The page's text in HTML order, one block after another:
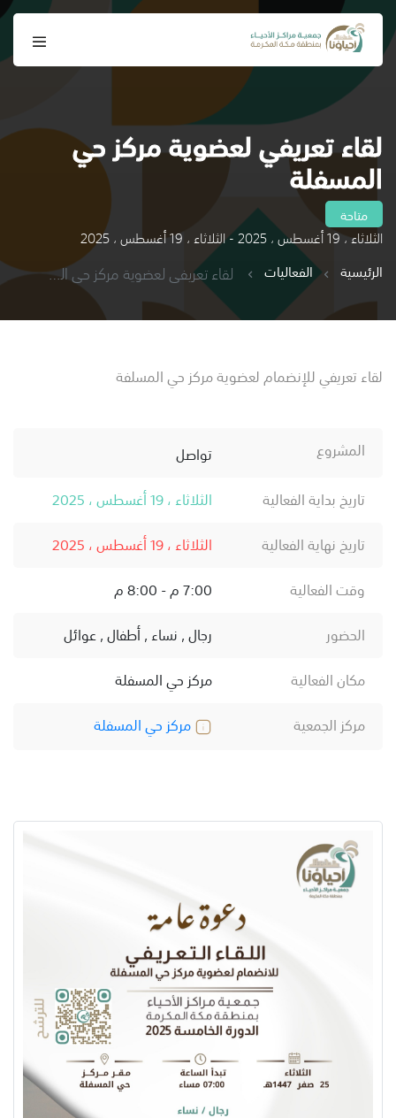
لقاء تعريفي لعضوية مركز حي
المسفلة
متاحة
الثلاثاء ، 19 أغسطس ، 2025 - الثلاثاء ، 19 أغسطس ، 2025
الرئيسية
الفعاليات لقاء تعريفي لعضوية مركز حي المسفلة
لقاء تعريفي للإنضمام لعضوية مركز حي المسلفة
المشروع
تواصل
تاريخ بداية الفعالية
الثلاثاء ، 19 أغسطس ، 2025
تاريخ نهاية الفعالية
الثلاثاء ، 19 أغسطس ، 2025
وقت الفعالية
7:00 م - 8:00 م
الحضور
رجال , نساء , أطفال , عوائل
مكان الفعالية
مركز حي المسفلة
مركز الجمعية
مركز حي المسفلة